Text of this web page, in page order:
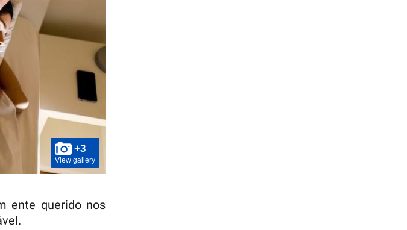
+3
View gallery
ente querido nos